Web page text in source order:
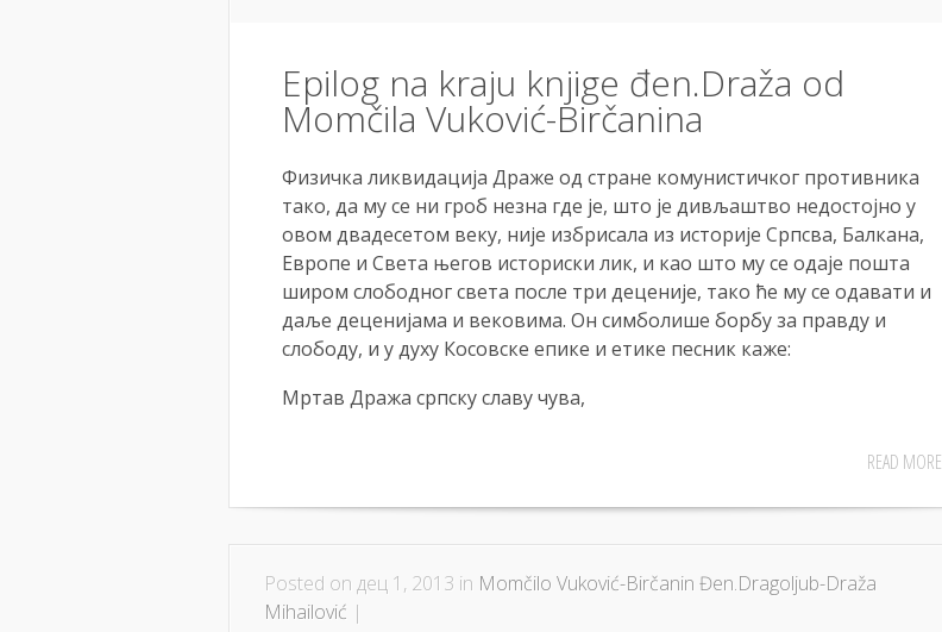
Epilog na kraju knjige đen.Draža od
Momčila Vuković-Birčanina
Физичка ликвидација Драже од стране комунистичког противника
тако, да му се ни гроб незна где је, што је дивљаштво недостојно у
овом двадесетом веку, није избрисала из историје Српсва, Балкана,
Европе и Света његов историски лик, и као што му се одаје пошта
широм слободног света после три деценије, тако ће му се одавати и
даље деценијама и вековима. Он симболише борбу за правду и
слободу, и у духу Косовске епике и етике песник каже:
Мртав Дража српску славу чува,
READ MORE
Posted on дец 1, 2013 in Momčilo Vuković-Birčanin Đen.Dragoljub-Draža
Mihailović |